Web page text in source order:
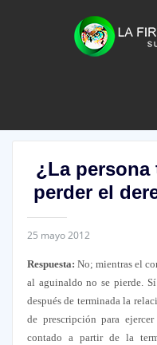
¿La persona
perder el
25 mayo 2012
Respuesta: No; mientras el
al aguinaldo no se pierde.
después de terminada la
de prescripción para
contado a partir de la